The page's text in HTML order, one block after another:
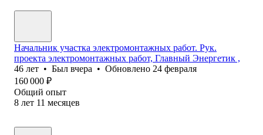
Начальник участка электромонтажных работ. Рук.
проекта электромонтажных работ, Главный Энергетик ,
46 лет • Был вчера • Обновлено 24 февраля
160 000 ₽
Общий опыт
8 лет 11 месяцев